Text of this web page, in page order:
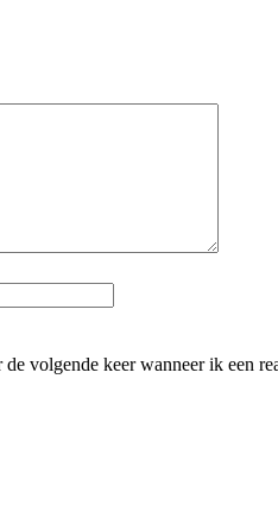
volgende keer wanneer ik een